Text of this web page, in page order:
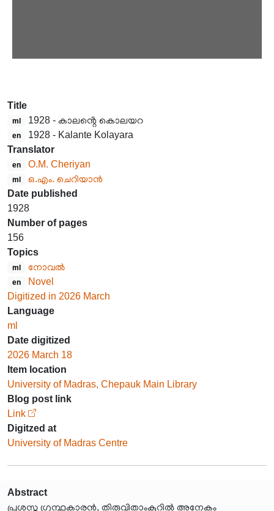
Title
ml 1928 - കാലൻ്റെ കൊലയറ
en
1928 - Kalante Kolayara
Translator
en O.M. Cheriyan
ml
ഒ.എം. ചെറിയാൻ
Date published
1928
Number of pages
156
Topics
ml നോവൽ
en
Novel
Digitized in 2026 March
Language
ml
Date digitized
2026 March 18
Item location
University of Madras, Chepauk Main Library
Blog post link
Link
Digitzed at
University of Madras Centre
Abstract
പ്രശസ്ത ഗ്രന്ഥകാരൻ, തിരുവിതാംകൂറിൽ അനേകം